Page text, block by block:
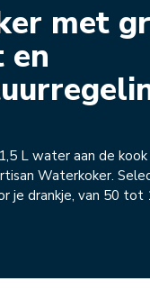
met
en
L water aan de
Waterkoker.
je drankje, van 50 tot